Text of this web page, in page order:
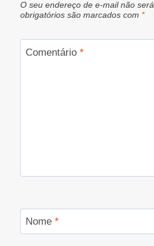
O seu endereço de e-mail não
obrigatórios são marcados com *
Comentário *
Nome *